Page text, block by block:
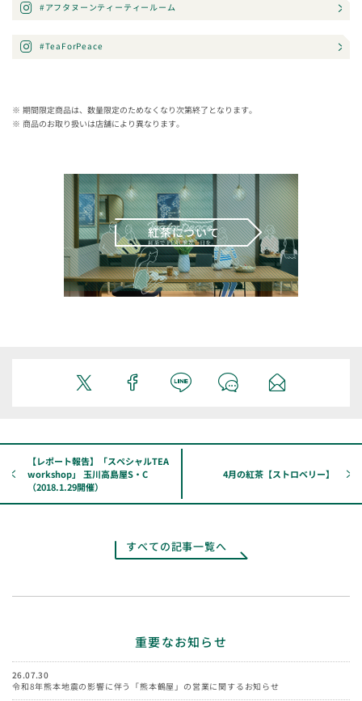
#アフタヌーンティーティールーム
#TeaForPeace
期間限定商品は、数量限定のためなくなり次第終了となります。
商品のお取り扱いは店舗により異なります。
紅茶について
【レポート報告】「スペシャルTEA
workshop」 玉川高島屋S・C
（2018.1.29開催）
4月の紅茶【ストロベリー】
すべての記事一覧へ
重要なお知らせ
26.07.30
令和8年熊本地震の影響に伴う「熊本鶴屋」の営業に関するお知らせ